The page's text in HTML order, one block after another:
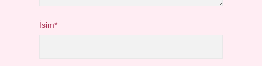
İsim*